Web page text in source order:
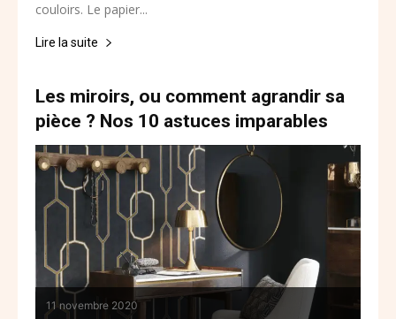
couloirs. Le papier...
Lire la suite
Les miroirs, ou comment agrandir sa
pièce ? Nos 10 astuces imparables
11 novembre 2020